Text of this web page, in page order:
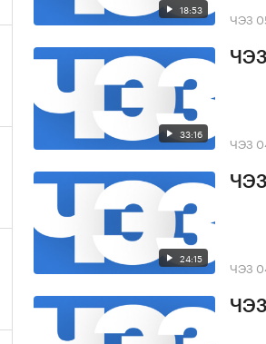
18:53 ЧЭЗ
33:16 ЧЭЗ
24:15 ЧЭЗ